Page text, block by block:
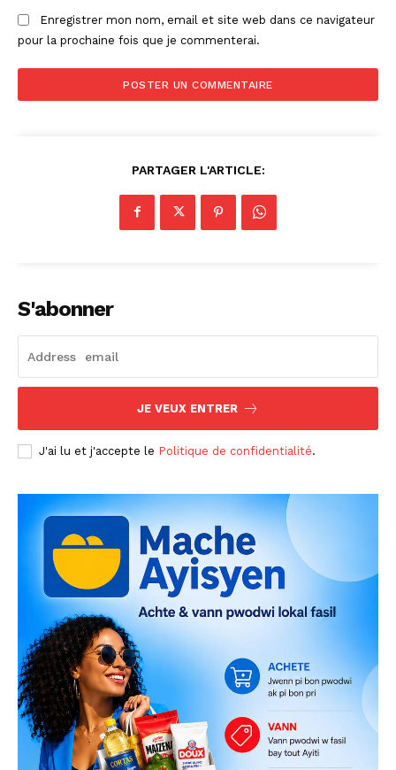
Enregistrer mon nom, email et site web dans ce navigateur
pour la prochaine fois que je commenterai.
PARTAGER L'ARTICLE:
S'abonner
JE VEUX ENTRER
J'ai lu et j'accepte le Politique de confidentialité.